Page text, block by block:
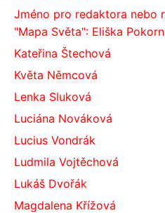
Jméno pro redaktora nebo
"Mapa Světa": Eliška
Kateřina Štechová
Květa Němcová
Lenka Sluková
Luciána Nováková
Lucius Vondrák
Ludmila Vojtěchová
Lukáš Dvořák
Magdalena Křížová